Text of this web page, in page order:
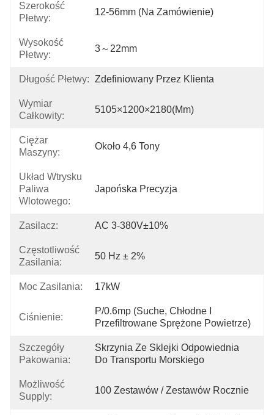
Szerokość
Płetwy:
12-56mm (na Zamówienie)
Wysokość
Płetwy:
3～22mm
Długość Płetwy: Zdefiniowany Przez Klienta
Wymiar
Całkowity:
5105×1200×2180(mm)
Ciężar
Maszyny:
Około 4,6 Tony
Układ Wtrysku
Paliwa
Wlotowego:
Japońska Precyzja
Zasilacz: AC 3-380V±10%
Częstotliwość
Zasilania:
50 Hz ± 2%
Moc Zasilania: 17kW
Ciśnienie:
P/0.6mp (suche, Chłodne I
Przefiltrowane Sprężone Powietrze)
Szczegóły
Pakowania:
Skrzynia Ze Sklejki Odpowiednia
Do Transportu Morskiego
Możliwość
Supply:
100 Zestawów / Zestawów Rocznie